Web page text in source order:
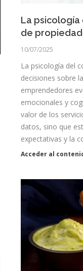
La psicología
de
10/07/2025
La psicología del
decisiones sobre
emprendedores
emocionales y
valor de los
datos, sino que
expectativas y la
Acceder al